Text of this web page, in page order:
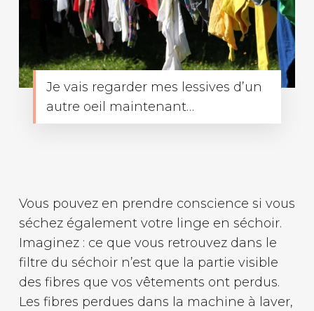
Je vais regarder mes lessives d’un
autre oeil maintenant…
Vous pouvez en prendre conscience si vous
séchez également votre linge en séchoir.
Imaginez : ce que vous retrouvez dans le
filtre du séchoir n’est que la partie visible
des fibres que vos vêtements ont perdus.
Les fibres perdues dans la machine à laver,